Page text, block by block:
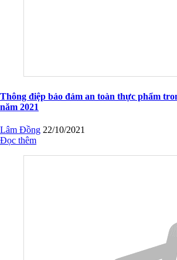
Thông điệp bảo đảm an toàn thực phẩm
năm 2021
Lâm Đồng 22/10/2021
Đọc thêm